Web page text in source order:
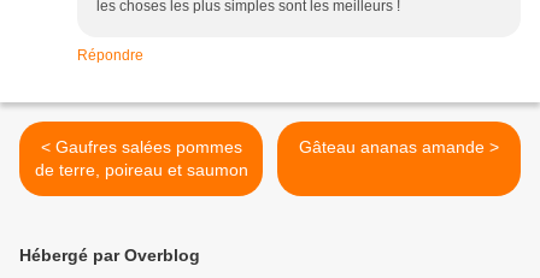
les choses les plus simples sont les meilleurs !
Répondre
< Gaufres salées pommes
de terre, poireau et saumon
Gâteau ananas amande >
Hébergé par Overblog